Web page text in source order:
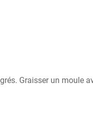
Graisser un moule